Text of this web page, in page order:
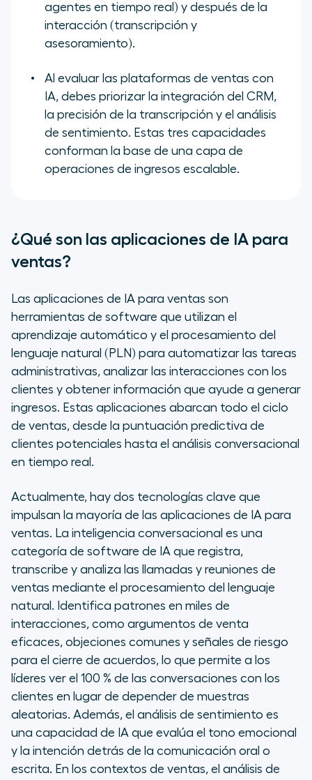
agentes en tiempo real) y después de la
interacción (transcripción y
asesoramiento).
Al evaluar las plataformas de ventas con
IA, debes priorizar la integración del CRM,
la precisión de la transcripción y el análisis
de sentimiento. Estas tres capacidades
conforman la base de una capa de
operaciones de ingresos escalable.
¿Qué son las aplicaciones de IA para
ventas?
Las aplicaciones de IA para ventas son
herramientas de software que utilizan el
aprendizaje automático y el procesamiento del
lenguaje natural (PLN) para automatizar las tareas
administrativas, analizar las interacciones con los
clientes y obtener información que ayude a generar
ingresos. Estas aplicaciones abarcan todo el ciclo
de ventas, desde la puntuación predictiva de
clientes potenciales hasta el análisis conversacional
en tiempo real.
Actualmente, hay dos tecnologías clave que
impulsan la mayoría de las aplicaciones de IA para
ventas. La inteligencia conversacional es una
categoría de software de IA que registra,
transcribe y analiza las llamadas y reuniones de
ventas mediante el procesamiento del lenguaje
natural. Identifica patrones en miles de
interacciones, como argumentos de venta
eficaces, objeciones comunes y señales de riesgo
para el cierre de acuerdos, lo que permite a los
líderes ver el 100 % de las conversaciones con los
clientes en lugar de depender de muestras
aleatorias. Además, el análisis de sentimiento es
una capacidad de IA que evalúa el tono emocional
y la intención detrás de la comunicación oral o
escrita. En los contextos de ventas, el análisis de